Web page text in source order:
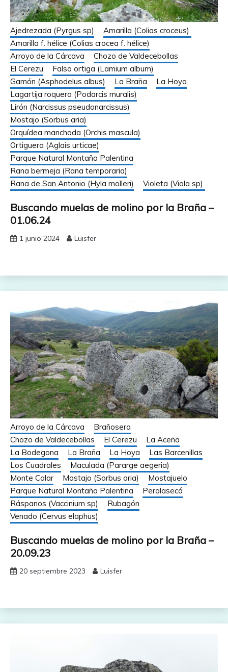
Ajedrezada (Pyrgus sp)
Amarilla (Colias croceus)
Amarilla f. hélice (Colias crocea f. hélice)
Arroyo de la Cárcava
Chozo de Valdecebollas
El Cerezu
Falsa ortiga (Lamium album)
Gamón (Asphodelus albus)
La Braña
La Hoya
Lagartija roquera (Podarcis muralis)
Lirón (Narcissus pseudonarcissus)
Mostajo (Sorbus aria)
Orquídea manchada (Orchis mascula)
Ortiguera (Aglais urticae)
Parque Natural Montaña Palentina
Rana bermeja (Rana temporaria)
Rana de San Antonio (Hyla molleri)
Violeta (Viola sp)
Buscando muelas de molino por la Braña –
01.06.24
1 junio 2024 Luisfer
Arroyo de la Cárcava
Brañosera
Chozo de Valdecebollas
El Cerezu
La Aceña
La Bodegona
La Braña La Hoya
Las Barcenillas
Los Cuadrales
Maculada (Pararge aegeria)
Monte Calar
Mostajo (Sorbus aria)
Mostajuelo
Parque Natural Montaña Palentina
Peralasecá
Ráspanos (Vaccinium sp)
Rubagón
Venado (Cervus elaphus)
Buscando muelas de molino por la Braña –
20.09.23
20 septiembre 2023 Luisfer